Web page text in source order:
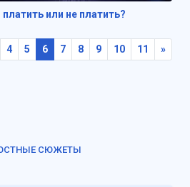
или не платить?
4 5 6 7 8 9 10 11 »
СЮЖЕТЫ